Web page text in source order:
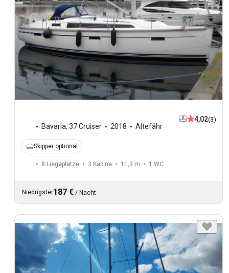
Bavaria, 37 Cruiser 2018 Altefähr
4,02(3)
Skipper optional
8 Liegeplätze 3 Kabine 11,3 m 1 WC
Niedrigster187 € / Nacht